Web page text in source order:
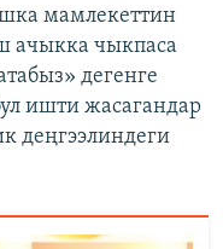
мамлекеттин
ачыкка чыкпаса
дегенге
ишти жасагандар
деңгээлиндеги